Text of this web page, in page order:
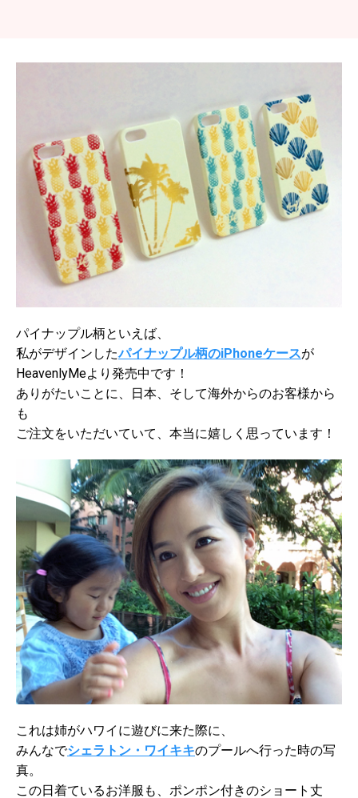
パイナップル柄といえば、
私がデザインしたパイナップル柄のiPhoneケースが
HeavenlyMeより発売中です！
ありがたいことに、日本、そして海外からのお客様から
も
ご注文をいただいていて、本当に嬉しく思っています！
これは姉がハワイに遊びに来た際に、
みんなでシェラトン・ワイキキのプールへ行った時の写
真。
この日着ているお洋服も、ポンポン付きのショート丈